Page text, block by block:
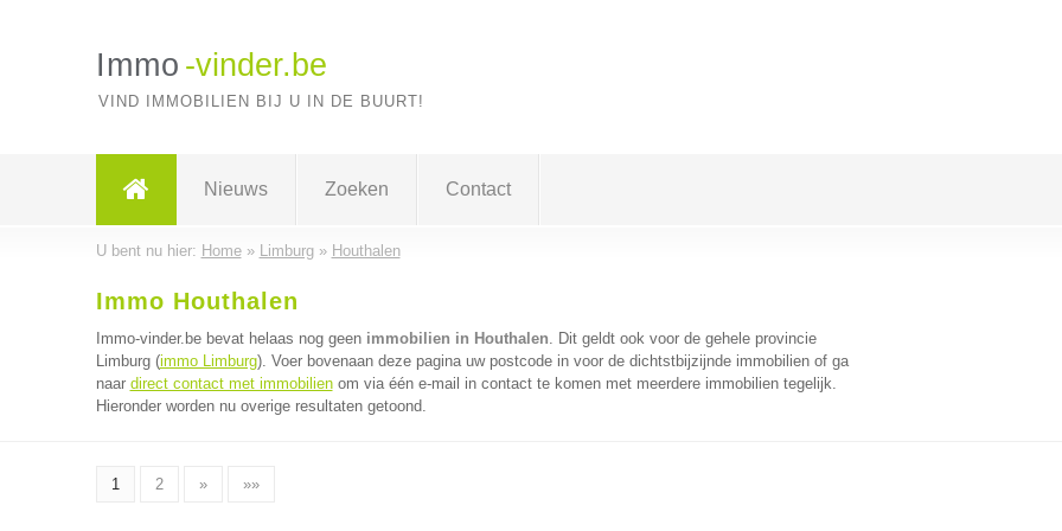
Immo -vinder.be
VIND IMMOBILIEN BIJ U IN DE BUURT!
Nieuws Zoeken Contact
U bent nu hier: Home» Limburg» Houthalen
Immo Houthalen
Immo-vinder.be bevat helaas nog geen immobilien in Houthalen. Dit geldt ook voor de gehele provincie
Limburg (immo Limburg). Voer bovenaan deze pagina uw postcode in voor de dichtstbijzijnde immobilien of ga
naar direct contact met immobilienom via één e-mail in contact te komen met meerdere immobilien tegelijk.
Hieronder worden nu overige resultaten getoond.
1 2 » »»